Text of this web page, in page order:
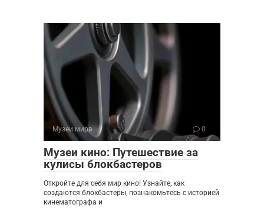
Музеи мира 0
Музеи кино: Путешествие за
кулисы блокбастеров
Откройте для себя мир кино! Узнайте, как
создаются блокбастеры, познакомьтесь с историей
кинематографа и